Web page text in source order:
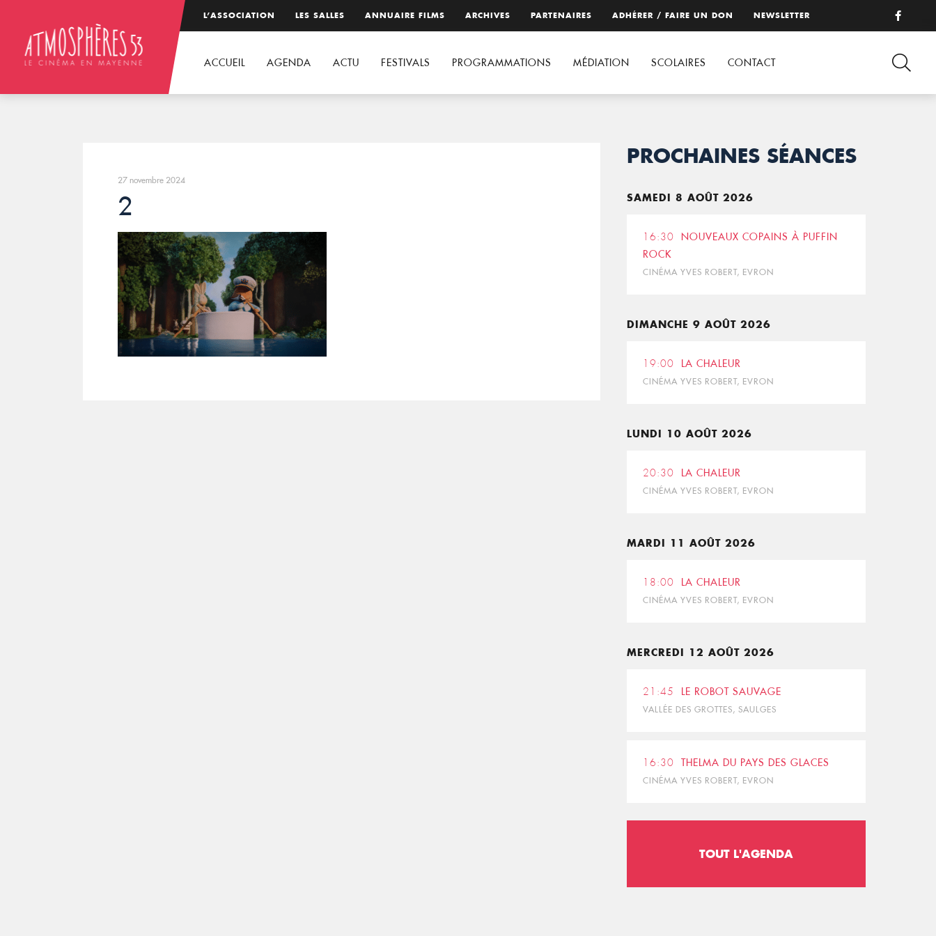
L’ASSOCIATION LES SALLES ANNUAIRE FILMS ARCHIVES PARTENAIRES ADHÉRER / FAIRE UN DON NEWSLETTER
ACCUEIL AGENDA ACTU FESTIVALS PROGRAMMATIONS MÉDIATION SCOLAIRES CONTACT
27 novembre 2024
2
PROCHAINES SÉANCES
SAMEDI 8 AOÛT 2026
16:30
NOUVEAUX COPAINS À PUFFIN
ROCK
CINÉMA YVES ROBERT, EVRON
DIMANCHE 9 AOÛT 2026
19:00 LA CHALEUR
CINÉMA YVES ROBERT, EVRON
LUNDI 10 AOÛT 2026
20:30 LA CHALEUR
CINÉMA YVES ROBERT, EVRON
MARDI 11 AOÛT 2026
18:00 LA CHALEUR
CINÉMA YVES ROBERT, EVRON
MERCREDI 12 AOÛT 2026
21:45 LE ROBOT SAUVAGE
VALLÉE DES GROTTES, SAULGES
16:30 THELMA DU PAYS DES GLACES
CINÉMA YVES ROBERT, EVRON
TOUT L'AGENDA